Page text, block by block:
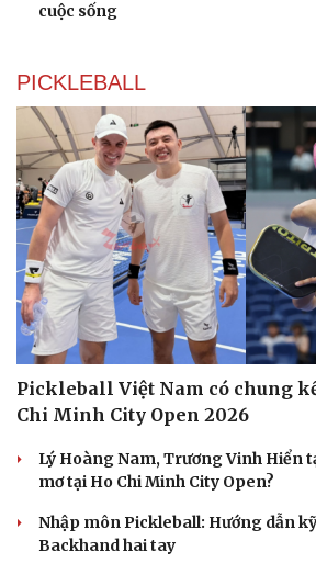
cuộc sống
PICKLEBALL
Pickleball Việt Nam có chung
Chi Minh City Open 2026
Lý Hoàng Nam, Trương Vinh Hiển
mơ tại Ho Chi Minh City Open?
Nhập môn Pickleball: Hướng dẫn
Backhand hai tay